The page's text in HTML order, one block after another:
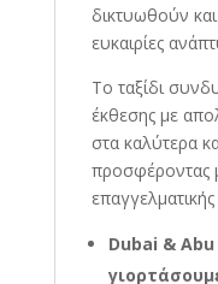
δικτυωθούν
ευκαιρίες
Το ταξίδι
έκθεσης με
στα καλύτερα
προσφέροντας
Dubai &